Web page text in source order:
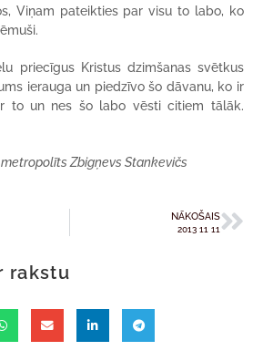
Viņam pateikties par visu to labo, ko
priecīgus Kristus dzimšanas svētkus
ierauga un piedzīvo šo dāvanu, ko ir
to un nes šo labo vēsti citiem tālāk.
Zbigņevs Stankevičs
NĀKOŠAIS
2013 11 11
rakstu